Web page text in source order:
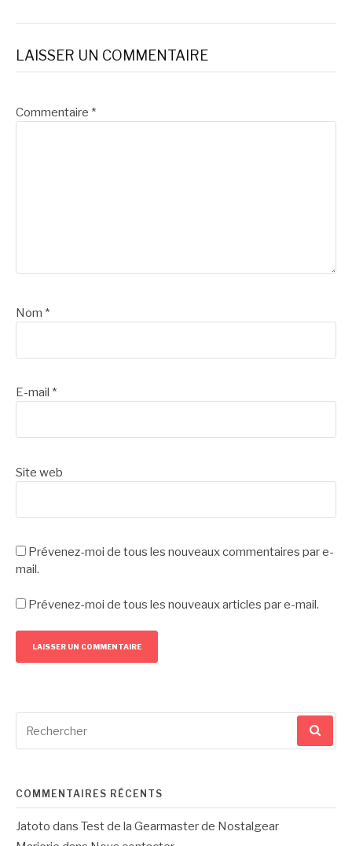
LAISSER UN COMMENTAIRE
Commentaire *
Nom *
E-mail *
Site web
Prévenez-moi de tous les nouveaux commentaires par e-
mail.
Prévenez-moi de tous les nouveaux articles par e-mail.
pour
COMMENTAIRES RÉCENTS
Jatoto dans Test de la Gearmaster de Nostalgear